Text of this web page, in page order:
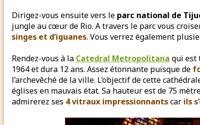
Dirigez-vous ensuite vers le parc national de
jungle au cœur de Rio. A travers le parc vous
singes et d’iguanes. Vous verrez également
Rendez-vous à la Catedral Metropolitana qui est
1964 et dura 12 ans. Assez étonnante puisque de
l’archevêché de la ville. L’objectif de cette
églises en mauvais état. Sa hauteur est de 75
admirerez ses 4 vitraux impressionnantscar ils